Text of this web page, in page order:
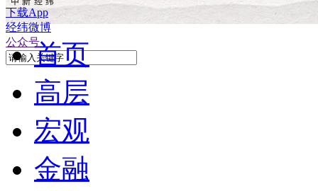
下载App
经纬微博
公众号首页
高层
宏观
金融